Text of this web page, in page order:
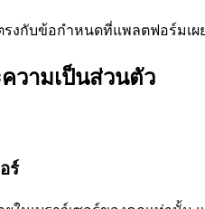
รงกับข้อกำหนดที่แพลตฟอร์มเผ
วามเป็นส่วนตัว
ร์